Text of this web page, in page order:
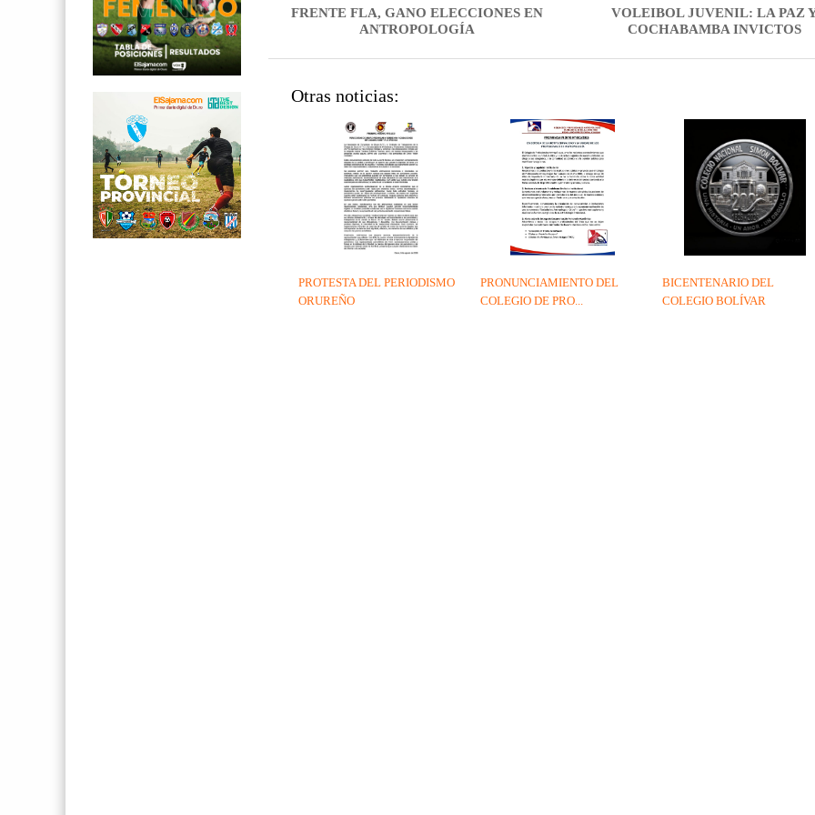
VOLEIBOL JUVENIL: LA PAZ
COCHABAMBA INVICTOS
FRENTE FLA, GANO ELECCIONES EN
ANTROPOLOGÍA
Otras noticias:
BICENTENARIO DEL
COLEGIO BOLÍVAR
PRONUNCIAMIENTO DEL
COLEGIO DE PRO...
PROTESTA DEL PERIODISMO
ORUREÑO